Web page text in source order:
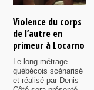
Violence du corps
de l’autre en
primeur à Locarno
Le long métrage
québécois scénarisé
et réalisé par Denis